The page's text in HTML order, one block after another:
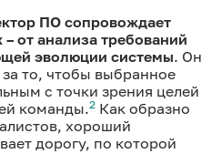
ПО сопровождает
– от анализа требований
эволюции системы. Он
за то, чтобы выбранное
с точки зрения целей
команды.2 Как образно
хороший
дорогу, по которой